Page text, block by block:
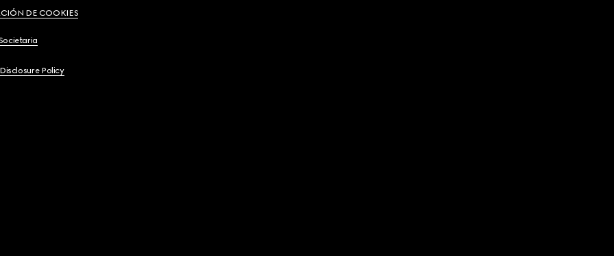
DE COOKIES
Policy